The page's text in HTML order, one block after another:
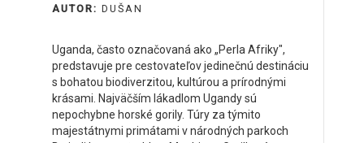
AUTOR: DUŠAN
Uganda, často označovaná ako „Perla Afriky",
predstavuje pre cestovateľov jedinečnú destináciu
s bohatou biodiverzitou, kultúrou a prírodnými
krásami. Najväčším lákadlom Ugandy sú
nepochybne horské gorily. Túry za týmito
majestátnymi primátami v národných parkoch